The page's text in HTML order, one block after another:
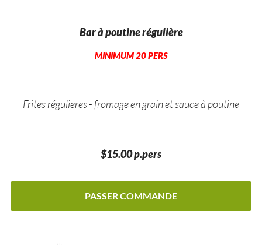
Bar à poutine régulière
MINIMUM 20 PERS
Frites régulieres - fromage en grain et sauce à poutine
$15.00 p.pers
PASSER COMMANDE